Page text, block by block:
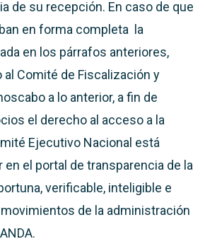
de su recepción. En caso de que
en forma completa la
en los párrafos anteriores,
Comité de Fiscalización y
a lo anterior, a fin de
el derecho al acceso a la
Ejecutivo Nacional está
en el portal de transparencia de la
verificable, inteligible e
de la administración